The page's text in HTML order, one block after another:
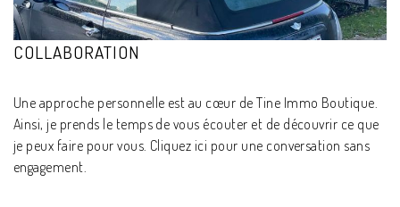
COLLABORATION
Une approche personnelle est au cœur de Tine Immo Boutique.
Ainsi, je prends le temps de vous écouter et de découvrir ce que
je peux faire pour vous. Cliquez ici pour une conversation sans
engagement.